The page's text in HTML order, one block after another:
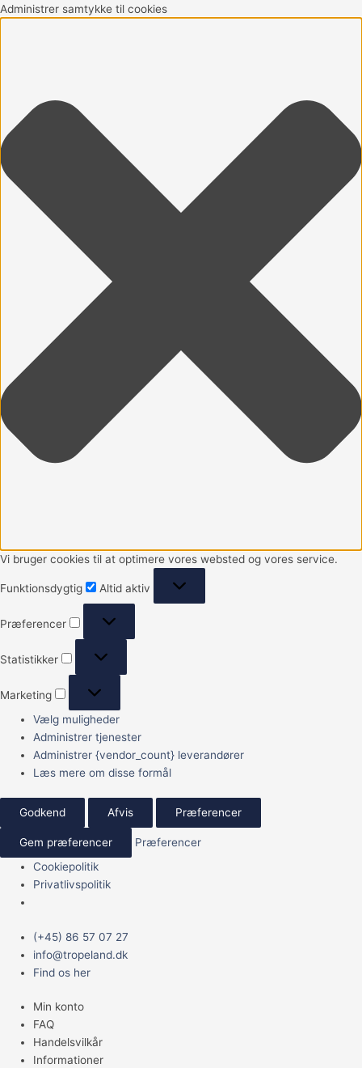
Administrer samtykke til cookies
Vi bruger cookies til at optimere vores websted og vores service.
Funktionsdygtig
Funktionsdygtig
Altid aktiv
Præferencer
Præferencer
Statistikker
Statistikker
Marketing
Marketing
Vælg muligheder
Administrer tjenester
Administrer {vendor_count} leverandører
Læs mere om disse formål
Godkend Afvis Præferencer
Gem præferencer
Præferencer
Cookiepolitik
Privatlivspolitik
Gå
(+45) 86 57 07 27
info@tropeland.dk
Find os her
Min konto
FAQ
Handelsvilkår
Informationer
Main
Menu